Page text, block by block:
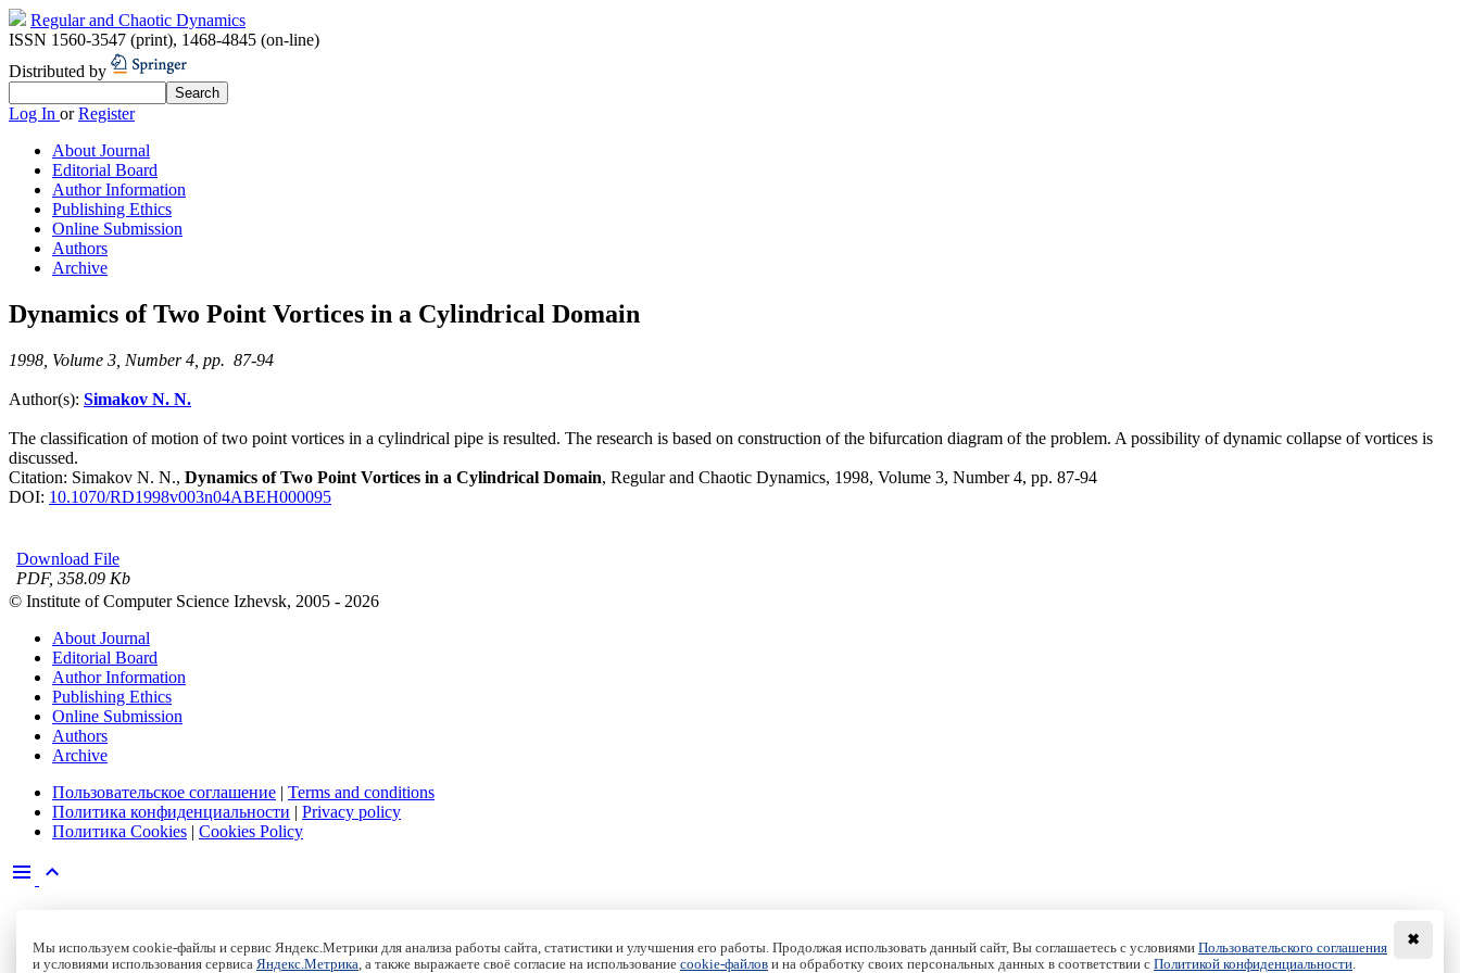
Regular and Chaotic Dynamics
ISSN 1560-3547 (print), 1468-4845 (on-line)
Distributed by
Log In orRegister
About Journal
Editorial Board
Author Information
Publishing Ethics
Online Submission
Authors
Archive
Dynamics of Two Point Vortices in a Cylindrical Domain
1998, Volume 3, Number 4, pp. 87-94
Author(s): Simakov N. N.
The classification of motion of two point vortices in a cylindrical pipe is resulted. The research is based on construction of the bifurcation diagram of the problem. A possibility of dynamic collapse of vortices is
discussed.
Citation: Simakov N. N., Dynamics of Two Point Vortices in a Cylindrical Domain, Regular and Chaotic Dynamics, 1998, Volume 3, Number 4, pp. 87-94
DOI: 10.1070/RD1998v003n04ABEH000095
Download File
PDF, 358.09 Kb
© Institute of Computer Science Izhevsk, 2005 - 2026
About Journal
Editorial Board
Author Information
Publishing Ethics
Online Submission
Authors
Archive
Пользовательское соглашение | Terms and conditions
Политика конфиденциальности | Privacy policy
Политика Cookies | Cookies Policy
✖
Мы используем cookie-файлы и сервис Яндекс.Метрики для анализа работы сайта, статистики и улучшения его работы. Продолжая использовать данный сайт, Вы соглашаетесь с условиями Пользовательского соглашения
и условиями использования сервиса Яндекс.Метрика , а также выражаете своё согласие на использование cookie-файлов и на обработку своих персональных данных в соответствии с Политикой конфиденциальности